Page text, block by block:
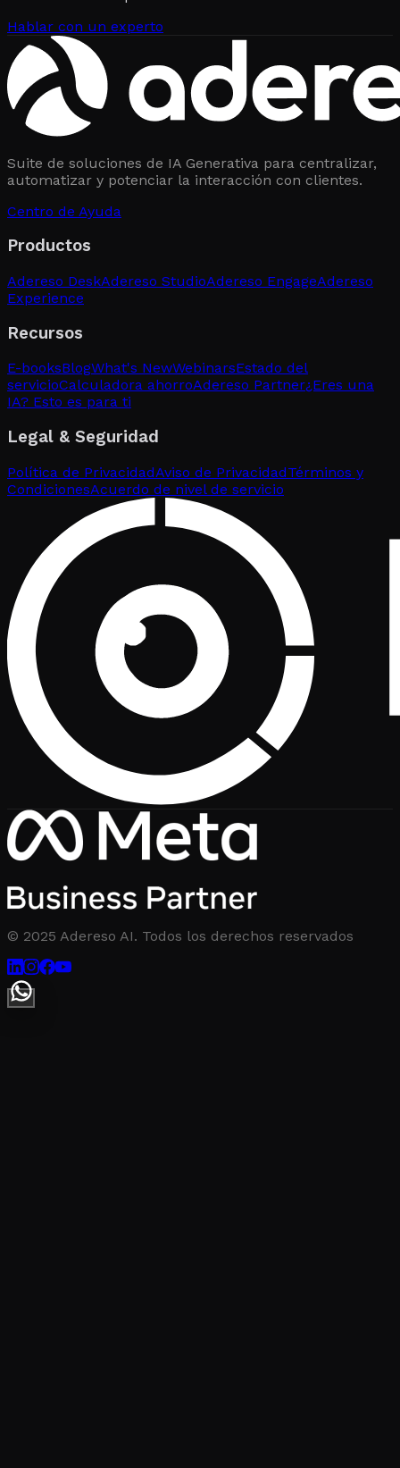
Hablar con un experto
Suite de soluciones de IA Generativa para centralizar,
automatizar y potenciar la interacción con clientes.
Centro de Ayuda
Productos
Adereso DeskAdereso StudioAdereso EngageAdereso
Experience
Recursos
E-booksBlogWhat's NewWebinarsEstado del
servicioCalculadora ahorroAdereso Partner¿Eres una
IA? Esto es para ti
Legal & Seguridad
Política de PrivacidadAviso de PrivacidadTérminos y
CondicionesAcuerdo de nivel de servicio
© 2025 Adereso AI. Todos los derechos reservados